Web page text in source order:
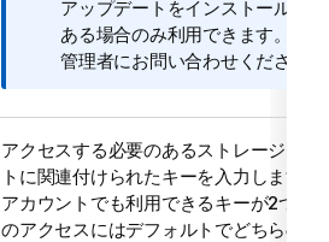
メ
モ
アップデートをインストール済
ある場合のみ利用できます。詳
管理者にお問い合わせください。
アクセスする必要のあるストレージアカ
トに関連付けられたキーを入力します。
アカウントでも利用できるキーが2つあ
のアクセスにはデフォルトでどちらのキ